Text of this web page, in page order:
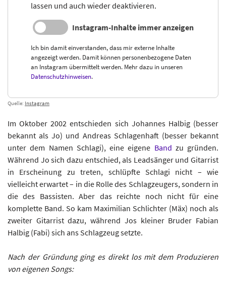
lassen und auch wieder deaktivieren.
Instagram-Inhalte immer anzeigen
Ich bin damit einverstanden, dass mir externe Inhalte
angezeigt werden. Damit können personenbezogene Daten
an Instagram übermittelt werden. Mehr dazu in unseren
Datenschutzhinweisen.
Quelle: Instagram
Im Oktober 2002 entschieden sich Johannes Halbig (besser
bekannt als Jo) und Andreas Schlagenhaft (besser bekannt
unter dem Namen Schlagi), eine eigene Band zu gründen.
Während Jo sich dazu entschied, als Leadsänger und Gitarrist
in Erscheinung zu treten, schlüpfte Schlagi nicht – wie
vielleicht erwartet – in die Rolle des Schlagzeugers, sondern in
die des Bassisten. Aber das reichte noch nicht für eine
komplette Band. So kam Maximilian Schlichter (Mäx) noch als
zweiter Gitarrist dazu, während Jos kleiner Bruder Fabian
Halbig (Fabi) sich ans Schlagzeug setzte.
Nach der Gründung ging es direkt los mit dem Produzieren
von eigenen Songs: